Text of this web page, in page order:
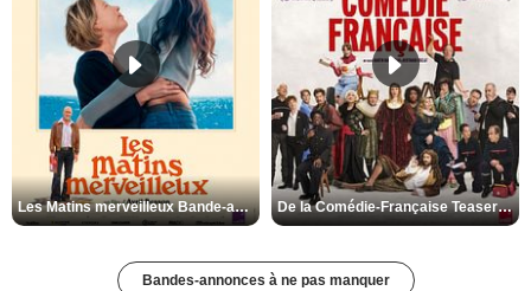
Les Matins merveilleux Bande-annonce VF De la Comédie-Française Teaser VF
Bandes-annonces à ne pas manquer